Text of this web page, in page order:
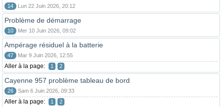
14 Lun 22 Juin 2026, 20:12
Problème de démarrage
10 Mer 10 Juin 2026, 09:02
Ampérage résiduel à la batterie
47 Mar 9 Juin 2026, 12:55
Aller à la page: 1 2
Cayenne 957 problème tableau de bord
26 Sam 6 Juin 2026, 09:33
Aller à la page: 1 2